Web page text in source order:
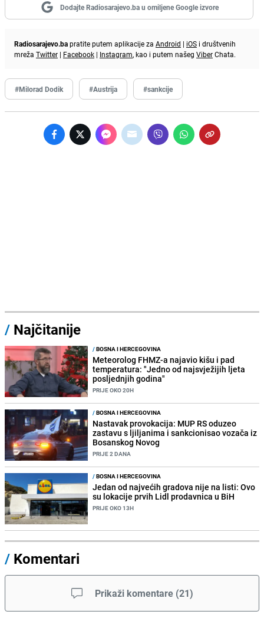
Dodajte Radiosarajevo.ba u omiljene Google izvore
Radiosarajevo.bapratite putem aplikacije za Android | iOS i društvenih
mreža Twitter | Facebook | Instagram, kao i putem našeg ViberChata.
#Milorad Dodik #Austrija #sankcije
/ Najčitanije
/BOSNA I HERCEGOVINA
Meteorolog FHMZ-a najavio kišu i pad
temperatura: "Jedno od najsvježijih ljeta
posljednjih godina"
PRIJE OKO 20H
/BOSNA I HERCEGOVINA
Nastavak provokacija: MUP RS oduzeo
zastavu s ljiljanima i sankcionisao vozača iz
Bosanskog Novog
PRIJE 2 DANA
/BOSNA I HERCEGOVINA
Jedan od najvećih gradova nije na listi: Ovo
su lokacije prvih Lidl prodavnica u BiH
PRIJE OKO 13H
/ Komentari
Prikaži komentare (21)